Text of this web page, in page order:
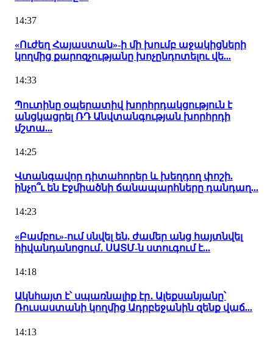
14:37
«Ուժեղ Հայաստան»-ի մի խումբ աջակիցների
կողմից քարոզչությանը խոչընդոտելու վե...
14:33
Պուտինը օպերատիվ խորհրդակցություն է
անցկացրել ՌԴ Անվտանգության խորհրդի
մշտա...
14:25
Վտանգավոր դիտահորեր և խեղդող փոշի.
ինչո՞ւ են Էջմիածնի ճանապարհները դանդաղ...
14:23
«Բամբու»-ում սնվել են, ժամեր անց հայտնվել
հիվանդանոցում․ ՍԱՏՄ-ն ստուգում է...
14:18
Ակնհայտ է՝ սպառնալիք էր․ Ալեքսանյանը՝
Ռուսաստանի կողմից Ադրբեջանին զենք վաճ...
14:13